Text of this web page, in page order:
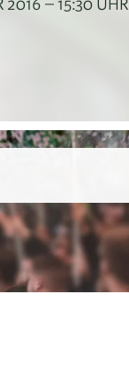
2016 – 15:30 UHR